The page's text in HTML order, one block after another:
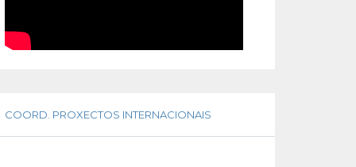
COORD. PROXECTOS INTERNACIONAIS